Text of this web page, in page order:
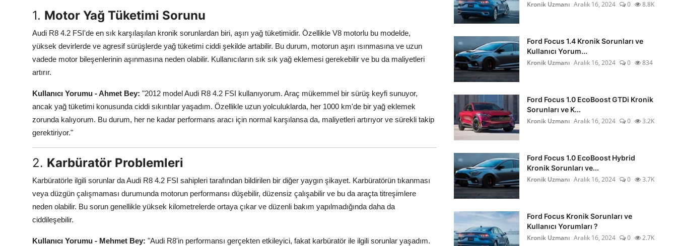
Dizel Sistemler
Multimedya & Elektronik
1. Motor Yağ Tüketimi Sorunu
Audi R8 4.2 FSI'de en sık karşılaşılan kronik sorunlardan biri, aşırı yağ tüketimidir. Özellikle V8 motorlu bu modelde,
yüksek devirlerde ve agresif sürüşlerde yağ tüketimi ciddi şekilde artabilir. Bu durum, motorun aşırı ısınmasına ve uzun
vadede motor bileşenlerinin aşınmasına neden olabilir. Kullanıcıların sık sık yağ eklemesi gerekebilir ve bu da maliyetleri
artırır.
Kullanıcı Yorumu - Ahmet Bey: "2012 model Audi R8 4.2 FSI kullanıyorum. Araç mükemmel bir sürüş keyfi sunuyor,
ancak yağ tüketimi konusunda ciddi sıkıntılar yaşadım. Özellikle uzun yolculuklarda, her 1000 km'de bir yağ eklemek
zorunda kalıyorum. Bu durum, her ne kadar performans aracı için normal karşılansa da, maliyetleri artırıyor ve sürekli takip
gerektiriyor."
2. Karbüratör Problemleri
Karbüratörle ilgili sorunlar da Audi R8 4.2 FSI sahipleri tarafından bildirilen bir diğer yaygın şikayet. Karbüratörün tıkanması
veya düzgün çalışmaması durumunda motorun performansı düşebilir, düzensiz çalışabilir ve bu da araçta titreşimlere
neden olabilir. Bu sorun genellikle yüksek kilometrelerde ortaya çıkar ve düzenli bakım yapılmadığında daha da
ciddileşebilir.
Kullanıcı Yorumu - Mehmet Bey: "Audi R8'in performansı gerçekten etkileyici, fakat karbüratör ile ilgili sorunlar yaşadım.
Kronik Uzmanı Aralık 16, 2024 0 8.8K
Ford Focus 1.4 Kronik Sorunları ve
Kullanıcı Yorum...
Kronik Uzmanı Aralık 16, 2024 0 834
Ford Focus 1.0 EcoBoost GTDi Kronik
Sorunları ve K...
Kronik Uzmanı Aralık 16, 2024 0 3.2K
Ford Focus 1.0 EcoBoost Hybrid
Kronik Sorunları ve...
Kronik Uzmanı Aralık 16, 2024 0 3.7K
Ford Focus Kronik Sorunları ve
Kullanıcı Yorumları ?
Kronik Uzmanı Aralık 16, 2024 0 2.7K